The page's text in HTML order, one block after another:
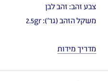
צבע זהב: זהב לבן
משקל הזהב (גר'): 2.5gr
מדריך מידות